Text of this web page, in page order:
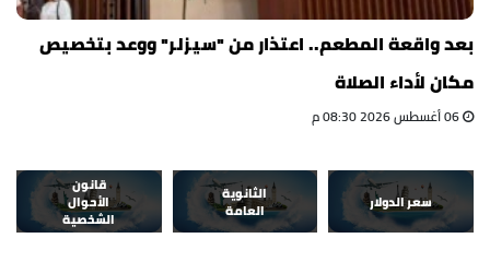
بعد واقعة المطعم.. اعتذار من "سيزلر" ووعد بتخصيص
مكان لأداء الصلاة
سعر الدولار
الثانوية
العامة
قانون
الأحوال
الشخصية